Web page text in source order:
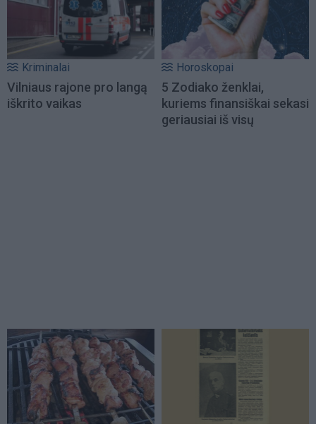
Kriminalai
Vilniaus rajone pro langą
iškrito vaikas
Horoskopai
5 Zodiako ženklai,
kuriems finansiškai sekasi
geriausiai iš visų